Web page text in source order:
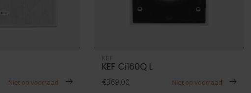
Niet op voorraad
KEF
KEF Ci160Q L
€369,00 Niet op voorraad